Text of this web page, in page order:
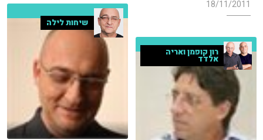
18/11/2011
שיחות לילה
רון קופמן ואריה
אלדד